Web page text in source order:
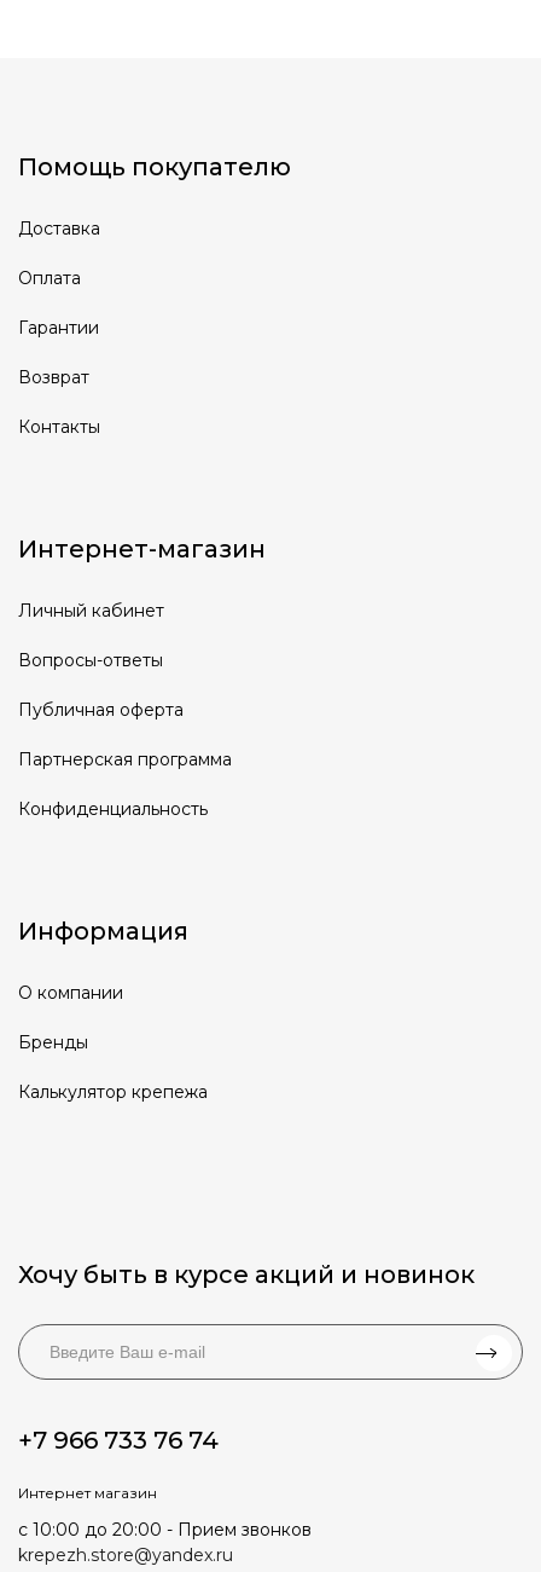
Помощь покупателю
Доставка
Оплата
Гарантии
Возврат
Контакты
Интернет-магазин
Личный кабинет
Вопросы-ответы
Публичная оферта
Партнерская программа
Конфиденциальность
Информация
О компании
Бренды
Калькулятор крепежа
Хочу быть в курсе акций и новинок
+7 966 733 76 74
Интернет магазин
с 10:00 до 20:00 - Прием звонков
krepezh.store@yandex.ru